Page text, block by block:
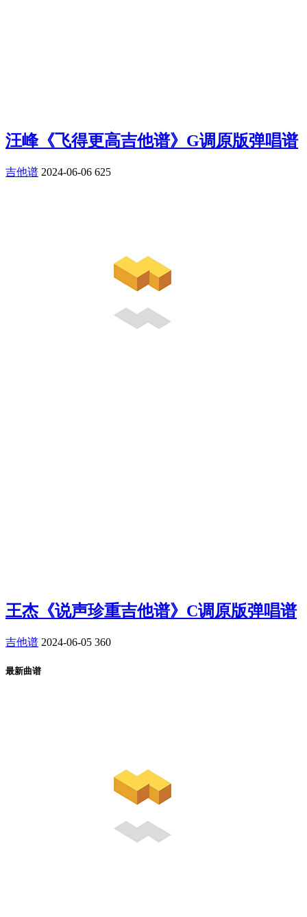
汪峰《飞得更高吉他谱》G调原版弹唱谱
吉他谱 2024-06-06 625
王杰《说声珍重吉他谱》C调原版弹唱谱
吉他谱 2024-06-05 360
最新曲谱